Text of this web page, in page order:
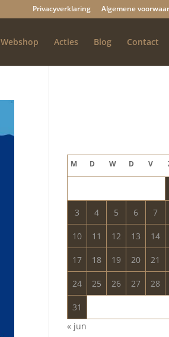
Privacyverklaring Algemene
Webshop Acties Blog Contact
M D W D V
3 4 5 6 7
10 11 12 13 14
17 18 19 20 21
24 25 26 27 28
31
« jun